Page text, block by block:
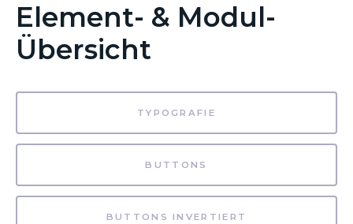
Element- & Modul-
Übersicht
TYPOGRAFIE
BUTTONS
BUTTONS INVERTIERT